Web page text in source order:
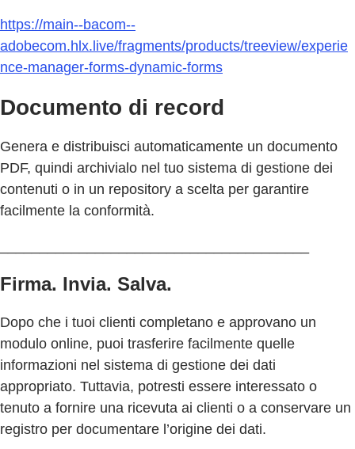
https://main--bacom--
adobecom.hlx.live/fragments/products/treeview/experie
nce-manager-forms-dynamic-forms
Documento di record
Genera e distribuisci automaticamente un documento
PDF, quindi archivialo nel tuo sistema di gestione dei
contenuti o in un repository a scelta per garantire
facilmente la conformità.
Firma. Invia. Salva.
Dopo che i tuoi clienti completano e approvano un
modulo online, puoi trasferire facilmente quelle
informazioni nel sistema di gestione dei dati
appropriato. Tuttavia, potresti essere interessato o
tenuto a fornire una ricevuta ai clienti o a conservare un
registro per documentare l’origine dei dati.